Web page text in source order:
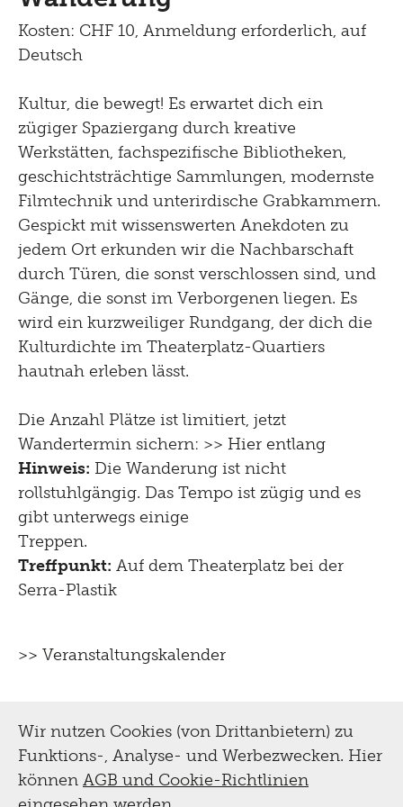
Lernen
Kultur Inklusiv
Menu
Picknick
Brunch
Kontakt
Late Thursday Menu
Shop
Kosten: CHF 10, Anmeldung erforderlich, auf
Deutsch
Kultur, die bewegt! Es erwartet dich ein
zügiger Spaziergang durch kreative
Werkstätten, fachspezifische Bibliotheken,
geschichtsträchtige Sammlungen, modernste
Filmtechnik und unterirdische Grabkammern.
Gespickt mit wissenswerten Anekdoten zu
jedem Ort erkunden wir die Nachbarschaft
durch Türen, die sonst verschlossen sind, und
Gänge, die sonst im Verborgenen liegen. Es
wird ein kurzweiliger Rundgang, der dich die
Kulturdichte im Theaterplatz-Quartiers
hautnah erleben lässt.
Die Anzahl Plätze ist limitiert, jetzt
Wandertermin sichern: >> Hier entlang
Hinweis: Die Wanderung ist nicht
rollstuhlgängig. Das Tempo ist zügig und es
gibt unterwegs einige
Treppen.
Treffpunkt: Auf dem Theaterplatz bei der
Serra-Plastik
>> Veranstaltungskalender
Wir nutzen Cookies (von Drittanbietern) zu
Funktions-, Analyse- und Werbezwecken. Hier
können AGB und Cookie-Richtlinien